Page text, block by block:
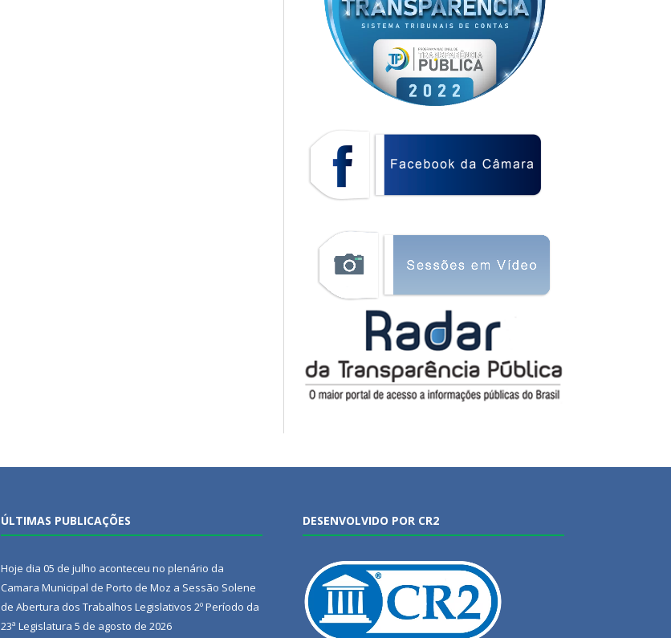
ÚLTIMAS PUBLICAÇÕES
Hoje dia 05 de julho aconteceu no plenário da
Camara Municipal de Porto de Moz a Sessão Solene
de Abertura dos Trabalhos Legislativos 2º Período da
23ª Legislatura 5 de agosto de 2026
DESENVOLVIDO POR CR2